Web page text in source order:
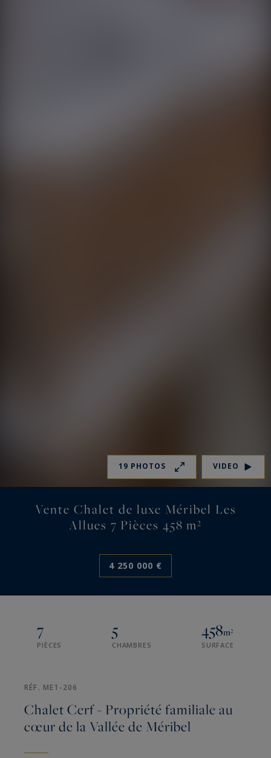
19 PHOTOS VIDEO
Vente Chalet de luxe Méribel Les
Allues 7 Pièces 458 m²
4 250 000 €
7
PIÈCES
5
CHAMBRES
458m²
SURFACE
RÉF. ME1-206
Chalet Cerf - Propriété familiale au
cœur de la Vallée de Méribel